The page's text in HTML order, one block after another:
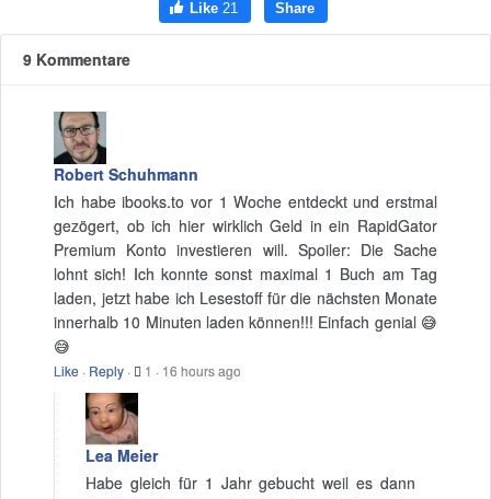
9 Kommentare
Robert Schuhmann
Ich habe ibooks.to vor 1 Woche entdeckt und erstmal
gezögert, ob ich hier wirklich Geld in ein RapidGator
Premium Konto investieren will. Spoiler: Die Sache
lohnt sich! Ich konnte sonst maximal 1 Buch am Tag
laden, jetzt habe ich Lesestoff für die nächsten Monate
innerhalb 10 Minuten laden können!!! Einfach genial 😅
😅
Like · Reply · 1 · 16 hours ago
Lea Meier
Habe gleich für 1 Jahr gebucht weil es dann